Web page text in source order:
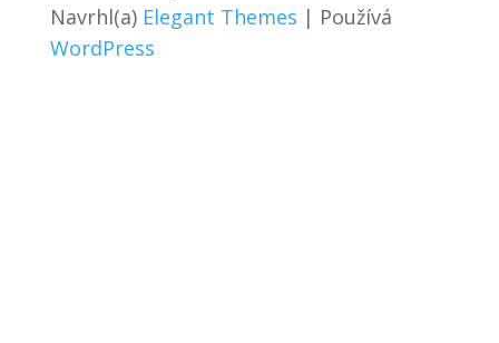
Navrhl(a) Elegant Themes | Používá
WordPress